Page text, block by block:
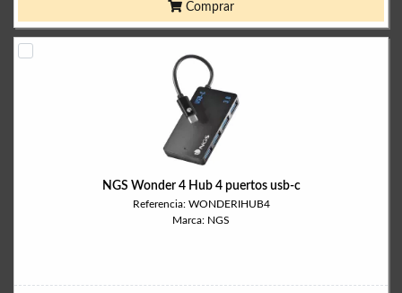
Comprar
NGS Wonder 4 Hub 4 puertos usb-c
Referencia: WONDERIHUB4
Marca: NGS